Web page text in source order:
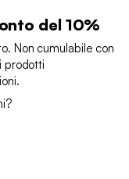
del 10%
Non cumulabile con
prodotti